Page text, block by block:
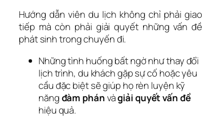
Hướng dẫn viên du lịch không chỉ phải giao
tiếp mà còn phải giải quyết những vấn đề
phát sinh trong chuyến đi.
Những tình huống bất ngờ như thay đổi
lịch trình, du khách gặp sự cố hoặc yêu
cầu đặc biệt sẽ giúp họ rèn luyện kỹ
năngđàm phánvàgiải quyết vấn đề
hiệu quả.